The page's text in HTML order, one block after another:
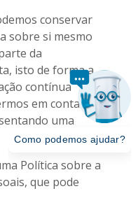
conservar
sobre si mesmo
da
isto de forma a
contínua
em contacto
uma
Política sobre a
que pode